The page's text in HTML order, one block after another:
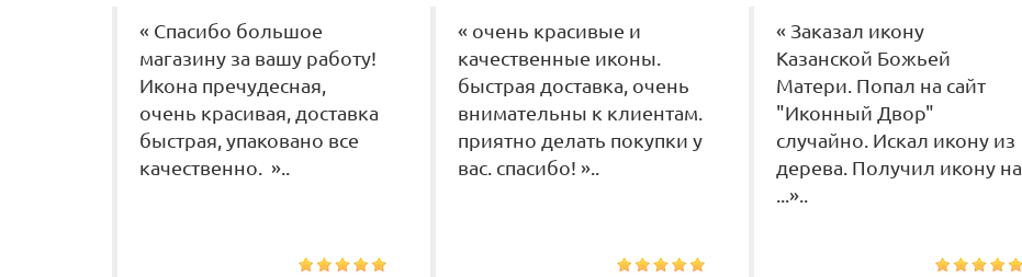
« Спасибо большое
магазину за вашу работу!
Икона пречудесная,
очень красивая, доставка
быстрая, упаковано все
качественно. »..
« очень красивые и
качественные иконы.
быстрая доставка, очень
внимательны к клиентам.
приятно делать покупки у
вас. спасибо! »..
« Заказал икону
Казанской Божьей
Матери. Попал на сайт
"Иконный Двор"
случайно. Искал икону из
дерева. Получил икону на
...»..